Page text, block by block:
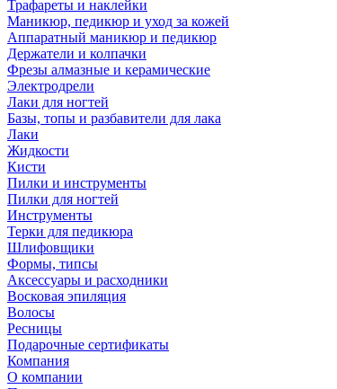
Трафареты и наклейки
Маникюр, педикюр и уход за кожей
Аппаратный маникюр и педикюр
Держатели и колпачки
Фрезы алмазные и керамические
Электродрели
Лаки для ногтей
Базы, топы и разбавители для лака
Лаки
Жидкости
Кисти
Пилки и инструменты
Пилки для ногтей
Инструменты
Терки для педикюра
Шлифовщики
Формы, типсы
Аксессуары и расходники
Восковая эпиляция
Волосы
Ресницы
Подарочные сертификаты
Компания
О компании